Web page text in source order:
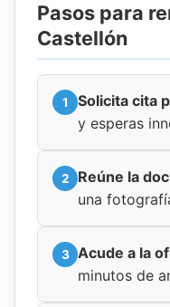
Pasos para
Castellón
Solicita cita
y esperas
Reúne la
una
Acude a la
minutos de